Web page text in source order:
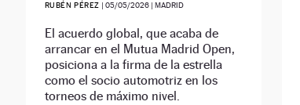
RUBÉN PÉREZ |05/05/2026 | MADRID
El acuerdo global, que acaba de
arrancar en el Mutua Madrid Open,
posiciona a la firma de la estrella
como el socio automotriz en los
torneos de máximo nivel.